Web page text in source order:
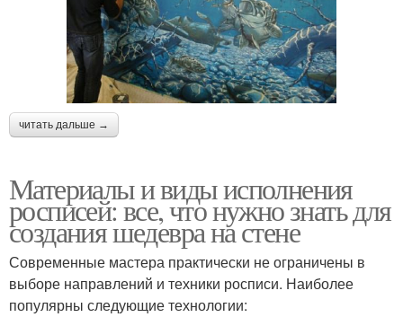
читать дальше →
Материалы и виды исполнения
росписей: все, что нужно знать для
создания шедевра на стене
Современные мастера практически не ограничены в
выборе направлений и техники росписи. Наиболее
популярны следующие технологии: